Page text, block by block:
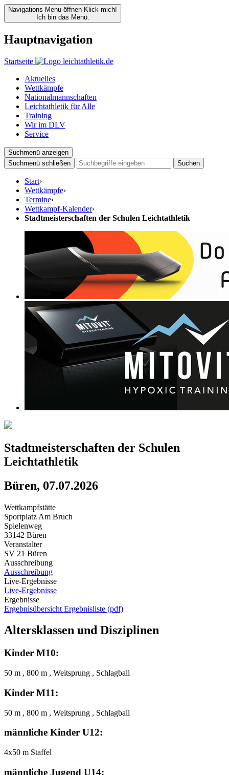
Navigations Menu öffnen Klick mich!
Ich bin das Menü.
Hauptnavigation
Startseite
Aktuelles
Wettkämpfe
Nationalmannschaften
Leichtathletik für Alle
Training
Wir im DLV
Service
Suchmenü anzeigen
Suchmenü schließen
Suchen
Start›
Wettkämpfe›
Termine›
Wettkampf-Kalender›
Stadtmeisterschaften der Schulen Leichtathletik
Stadtmeisterschaften der Schulen
Leichtathletik
Büren, 07.07.2026
Wettkampfstätte
Sportplatz Am Bruch
Spielenweg
33142 Büren
Veranstalter
SV 21 Büren
Ausschreibung
Ausschreibung
Live-Ergebnisse
Live-Ergebnisse
Ergebnisse
Ergebnisübersicht Ergebnisliste (pdf)
Altersklassen und Disziplinen
Kinder M10:
50 m , 800 m , Weitsprung , Schlagball
Kinder M11:
50 m , 800 m , Weitsprung , Schlagball
männliche Kinder U12:
4x50 m Staffel
männliche Jugend U14: